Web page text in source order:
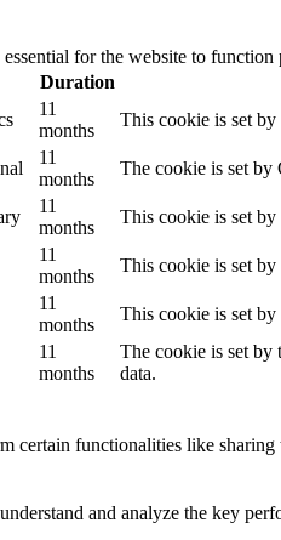
for the website to
Duration
11
months
This cookie is set
11
months
The cookie is set by
11
months
This cookie is set
11
months
This cookie is set
11
months
This cookie is set
11
months
The cookie is set by
data.
certain functionalities like
and analyze the key